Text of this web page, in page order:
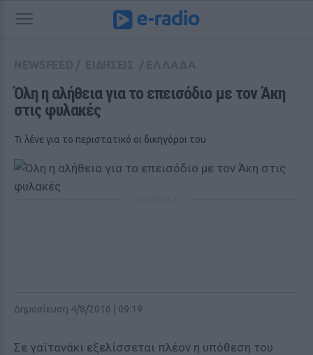
Όλη η αλήθεια για το επεισόδιο με τον Άκη
στις φυλακές
Τι λένε για το περιστατικό οι δικηγόροι του
Δημοσίευση 4/8/2016 | 09:19
Σε γαϊτανάκι εξελίσσεται πλέον η υπόθεση του